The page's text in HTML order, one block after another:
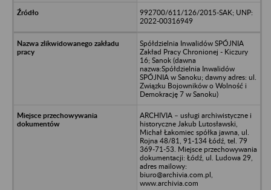
992700/611/126/2015-SAK; UNP:
2022-00316949
Spółdzielnia Inwalidów SPÓJNIA
Zakład Pracy Chronionej - Kiczury
16; Sanok (dawna
nazwa:Spółdzielnia Inwalidów
SPÓJNIA w Sanoku; dawny adres: ul.
Związku Bojowników o Wolność i
Demokrację 7 w Sanoku)
ARCHIVIA – usługi archiwistyczne i
historyczne Jakub Lutosławski,
Michał Łakomiec spółka jawna, ul.
Rojna 48/81, 91-134 Łódź, tel. 79
369-71-53. Miejsce przechowywania
dokumentacji: Łódź, ul. Ludowa 29,
adres mailowy:
biuro@archivia.com.pl,
www.archivia.com